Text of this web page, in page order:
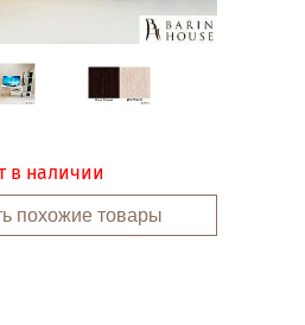
в наличии
похожие товары